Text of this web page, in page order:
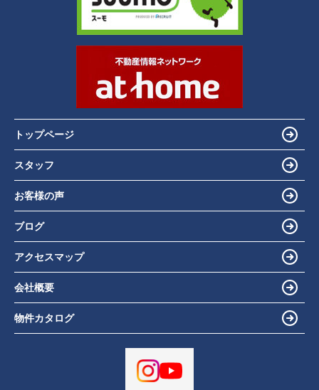
トップページ
スタッフ
お客様の声
ブログ
アクセスマップ
会社概要
物件カタログ